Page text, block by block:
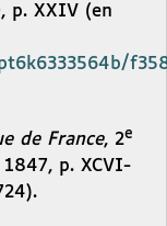
p. XXIV (en
de France, 2e
p. XCVI-